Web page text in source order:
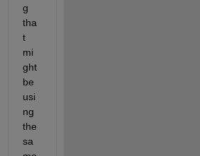
g
tha
t
mi
ght
be
usi
ng
the
sa